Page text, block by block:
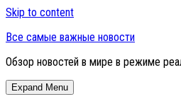
Skip to content
Все самые важные новости
Обзор новостей в мире в режиме
Expand Menu